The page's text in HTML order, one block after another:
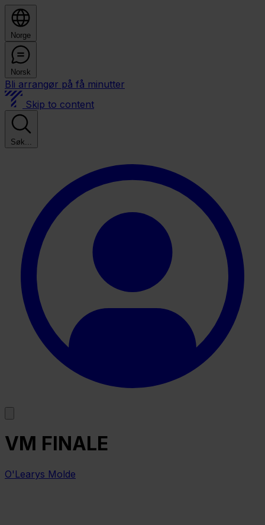
Norge
Norsk
Bli arrangør på få minutter
Skip to content
Søk...
VM FINALE
O'Learys Molde